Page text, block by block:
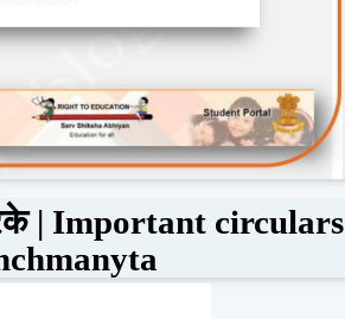
| Important circulars